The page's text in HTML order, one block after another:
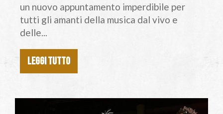
un nuovo appuntamento imperdibile per
tutti gli amanti della musica dal vivo e
delle...
LEGGI TUTTO